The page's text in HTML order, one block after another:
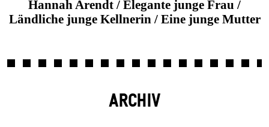
Hannah Arendt / Elegante junge Frau /
Ländliche junge Kellnerin / Eine junge Mutter
ARCHIV